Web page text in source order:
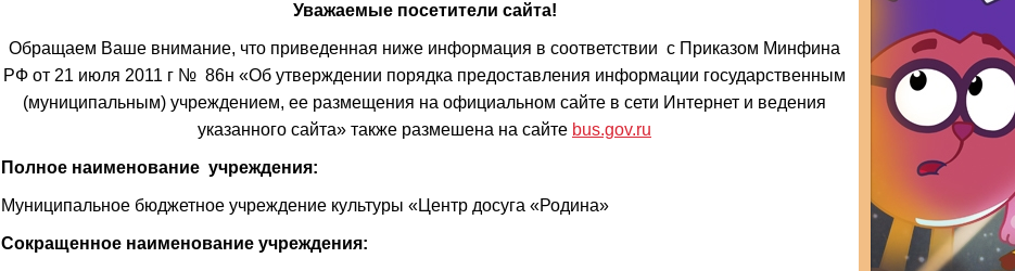
Уважаемые посетители сайта!
Обращаем Ваше внимание, что приведенная ниже информация в соответствии с Приказом Минфина
РФ от 21 июля 2011 г № 86н «Об утверждении порядка предоставления информации государственным
(муниципальным) учреждением, ее размещения на официальном сайте в сети Интернет и ведения
указанного сайта» также размешена на сайте bus.gov.ru
Полное наименование учреждения:
Муниципальное бюджетное учреждение культуры «Центр досуга «Родина»
Сокращенное наименование учреждения: